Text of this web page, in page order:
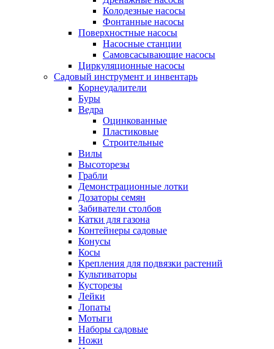
Колодезные насосы
Фонтанные насосы
Поверхностные насосы
Насосные станции
Самовсасывающие насосы
Циркуляционные насосы
Садовый инструмент и инвентарь
Корнеудалители
Буры
Ведра
Оцинкованные
Пластиковые
Строительные
Вилы
Высоторезы
Грабли
Демонстрационные лотки
Дозаторы семян
Забиватели столбов
Катки для газона
Контейнеры садовые
Конусы
Косы
Крепления для подвязки растений
Культиваторы
Кусторезы
Лейки
Лопаты
Мотыги
Наборы садовые
Ножи